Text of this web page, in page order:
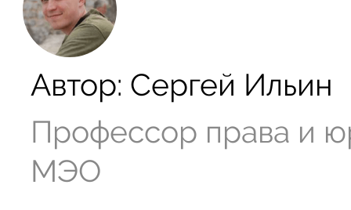
Автор: Сергей Ильин
Профессор права и
МЭО